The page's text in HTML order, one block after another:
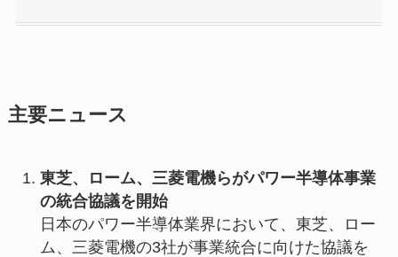
主要ニュース
東芝、ローム、三菱電機らがパワー半導体事業
の統合協議を開始
日本のパワー半導体業界において、東芝、ロー
ム、三菱電機の3社が事業統合に向けた協議を